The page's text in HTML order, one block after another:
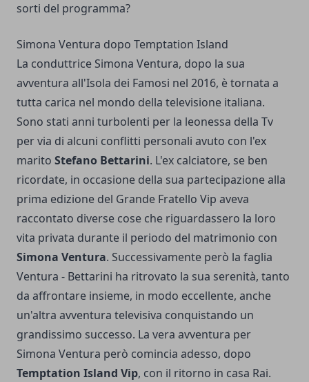
sorti del programma?
Simona Ventura dopo Temptation Island
La conduttrice Simona Ventura, dopo la sua
avventura all'Isola dei Famosi nel 2016, è tornata a
tutta carica nel mondo della televisione italiana.
Sono stati anni turbolenti per la leonessa della Tv
per via di alcuni conflitti personali avuto con l'ex
marito Stefano Bettarini. L'ex calciatore, se ben
ricordate, in occasione della sua partecipazione alla
prima edizione del Grande Fratello Vip aveva
raccontato diverse cose che riguardassero la loro
vita privata durante il periodo del matrimonio con
Simona Ventura. Successivamente però la faglia
Ventura - Bettarini ha ritrovato la sua serenità, tanto
da affrontare insieme, in modo eccellente, anche
un'altra avventura televisiva conquistando un
grandissimo successo. La vera avventura per
Simona Ventura però comincia adesso, dopo
Temptation Island Vip, con il ritorno in casa Rai.